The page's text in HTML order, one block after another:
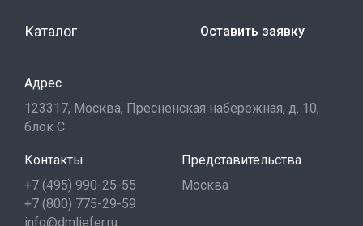
Каталог Оставить заявку
Адрес
123317, Москва, Пресненская набережная, д. 10,
блок С
Контакты
+7 (495) 990-25-55
+7 (800) 775-29-59
info@dmliefer.ru
Представительства
Москва